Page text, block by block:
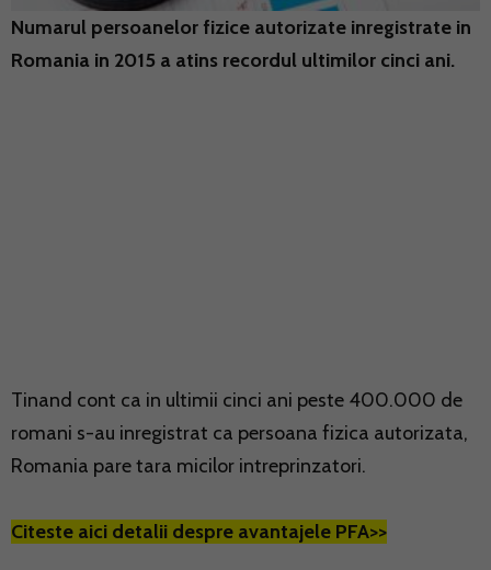
Numarul persoanelor fizice autorizate inregistrate in
Romania in 2015 a atins recordul ultimilor cinci ani.
Tinand cont ca in ultimii cinci ani peste 400.000 de
romani s-au inregistrat ca persoana fizica autorizata,
Romania pare tara micilor intreprinzatori.
Citeste aici detalii despre avantajele PFA>>